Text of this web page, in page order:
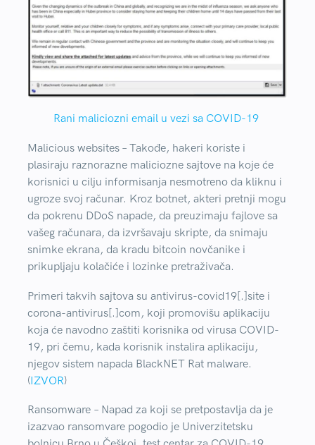
Rani maliciozni email u vezi sa COVID-19
Malicious websites – Takođe, hakeri koriste i
plasiraju raznorazne maliciozne sajtove na koje će
korisnici u cilju informisanja nesmotreno da kliknu i
ugroze svoj računar. Kroz botnet, akteri pretnji mogu
da pokrenu DDoS napade, da preuzimaju fajlove sa
vašeg računara, da izvršavaju skripte, da snimaju
snimke ekrana, da kradu bitcoin novčanike i
prikupljaju kolačiće i lozinke pretraživača.
Primeri takvih sajtova su antivirus-covid19[.]site i
corona-antivirus[.]com, koji promovišu aplikaciju
koja će navodno zaštiti korisnika od virusa COVID-
19, pri čemu, kada korisnik instalira aplikaciju,
njegov sistem napada BlackNET Rat malware.
(IZVOR)
Ransomware – Napad za koji se pretpostavlja da je
izazvao ransomvare pogodio je Univerzitetsku